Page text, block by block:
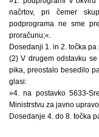
načrtov, pri čemer
podprograma ne sme
proračunu;«.
Dosedanji 1. in 2. točka pa
(2) V drugem odstavku
pika, preostalo besedilo
glasi:
»4. na postavko 5633-
Ministrstvu za javno
Dosedanje 4. do 8. točka